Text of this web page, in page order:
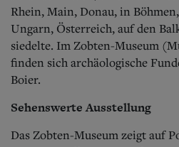
Rhein, Main, Donau, in
Ungarn, Österreich, auf den
siedelte. Im Zobten-Museum
finden sich archäologische
Boier.
Sehenswerte Ausstellung
Das Zobten-Museum zeigt auf